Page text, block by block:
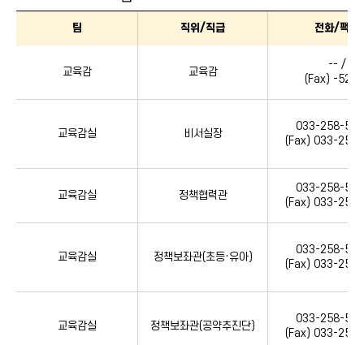
팀
직위/직급 전화/팩스
교육감 교육감
-- /
(Fax) -
교육감실 비서실장
033-258-
(Fax) 033-
교육감실 정책협력관
033-258-
(Fax) 033-
교육감실 정책보좌관(초등·유아)
033-258-
(Fax) 033-
교육감실 정책보좌관(공약추진단)
033-258-
(Fax) 033-